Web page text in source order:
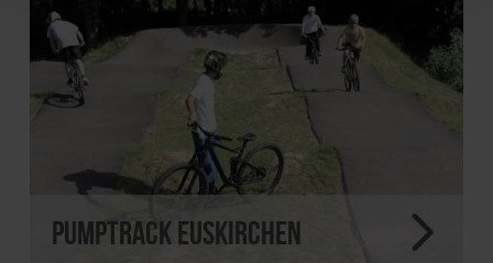
Pumptrack Euskirchen